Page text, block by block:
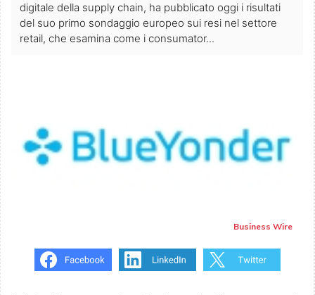
digitale della supply chain, ha pubblicato oggi i risultati
del suo primo sondaggio europeo sui resi nel settore
retail, che esamina come i consumator...
Business Wire